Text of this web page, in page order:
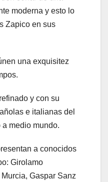
moderna y esto lo
Zapico en sus
una exquisitez
y con su
e italianas del
medio mundo.
a conocidos
Girolamo
Gaspar Sanz